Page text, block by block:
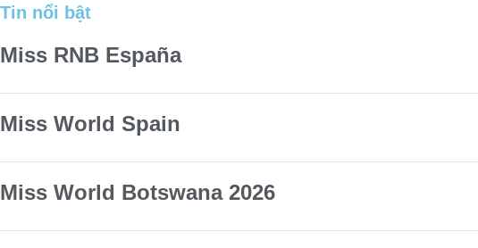
Tin nổi bật
Miss RNB España
Miss World Spain
Miss World Botswana 2026